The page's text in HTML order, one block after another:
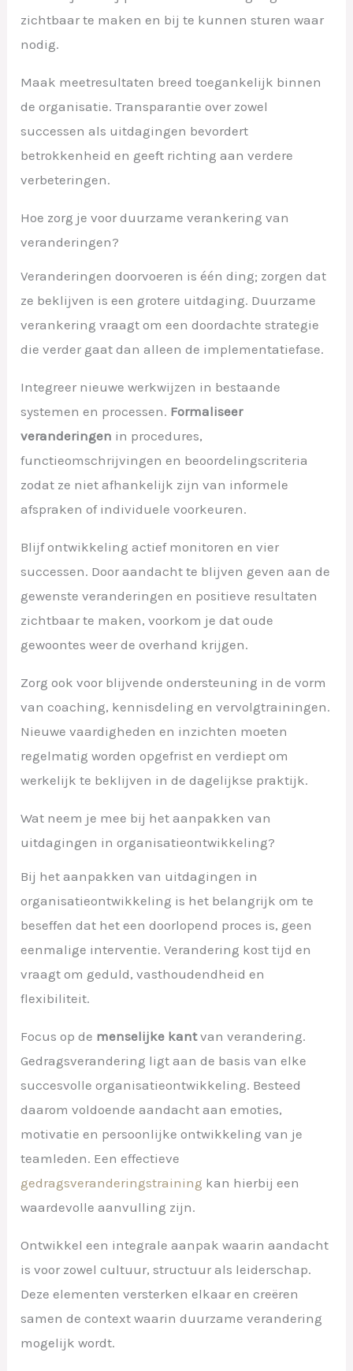
zichtbaar te maken en bij te kunnen sturen waar
nodig.
Maak meetresultaten breed toegankelijk binnen
de organisatie. Transparantie over zowel
successen als uitdagingen bevordert
betrokkenheid en geeft richting aan verdere
verbeteringen.
Hoe zorg je voor duurzame verankering van
veranderingen?
Veranderingen doorvoeren is één ding; zorgen dat
ze beklijven is een grotere uitdaging. Duurzame
verankering vraagt om een doordachte strategie
die verder gaat dan alleen de implementatiefase.
Integreer nieuwe werkwijzen in bestaande
systemen en processen. Formaliseer
veranderingen in procedures,
functieomschrijvingen en beoordelingscriteria
zodat ze niet afhankelijk zijn van informele
afspraken of individuele voorkeuren.
Blijf ontwikkeling actief monitoren en vier
successen. Door aandacht te blijven geven aan de
gewenste veranderingen en positieve resultaten
zichtbaar te maken, voorkom je dat oude
gewoontes weer de overhand krijgen.
Zorg ook voor blijvende ondersteuning in de vorm
van coaching, kennisdeling en vervolgtrainingen.
Nieuwe vaardigheden en inzichten moeten
regelmatig worden opgefrist en verdiept om
werkelijk te beklijven in de dagelijkse praktijk.
Wat neem je mee bij het aanpakken van
uitdagingen in organisatieontwikkeling?
Bij het aanpakken van uitdagingen in
organisatieontwikkeling is het belangrijk om te
beseffen dat het een doorlopend proces is, geen
eenmalige interventie. Verandering kost tijd en
vraagt om geduld, vasthoudendheid en
flexibiliteit.
Focus op de menselijke kantvan verandering.
Gedragsverandering ligt aan de basis van elke
succesvolle organisatieontwikkeling. Besteed
daarom voldoende aandacht aan emoties,
motivatie en persoonlijke ontwikkeling van je
teamleden. Een effectieve
gedragsveranderingstraining kan hierbij een
waardevolle aanvulling zijn.
Ontwikkel een integrale aanpak waarin aandacht
is voor zowel cultuur, structuur als leiderschap.
Deze elementen versterken elkaar en creëren
samen de context waarin duurzame verandering
mogelijk wordt.